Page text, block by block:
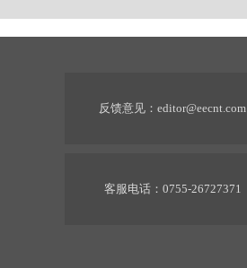
反馈意见： editor@eecnt.com
客服电话：0755-26727371